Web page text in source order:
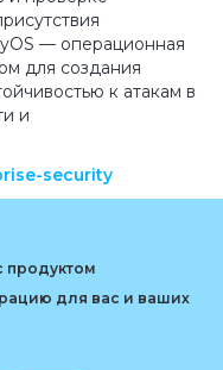
— операционная
для создания
к атакам в
и
security
продуктом
для вас и ваших